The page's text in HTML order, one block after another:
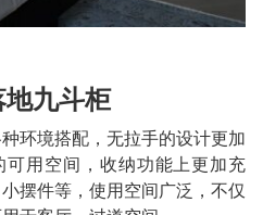
九斗柜
环境搭配，无拉手的设计更加
用空间，收纳功能上更加充
摆件等，使用空间广泛，不仅